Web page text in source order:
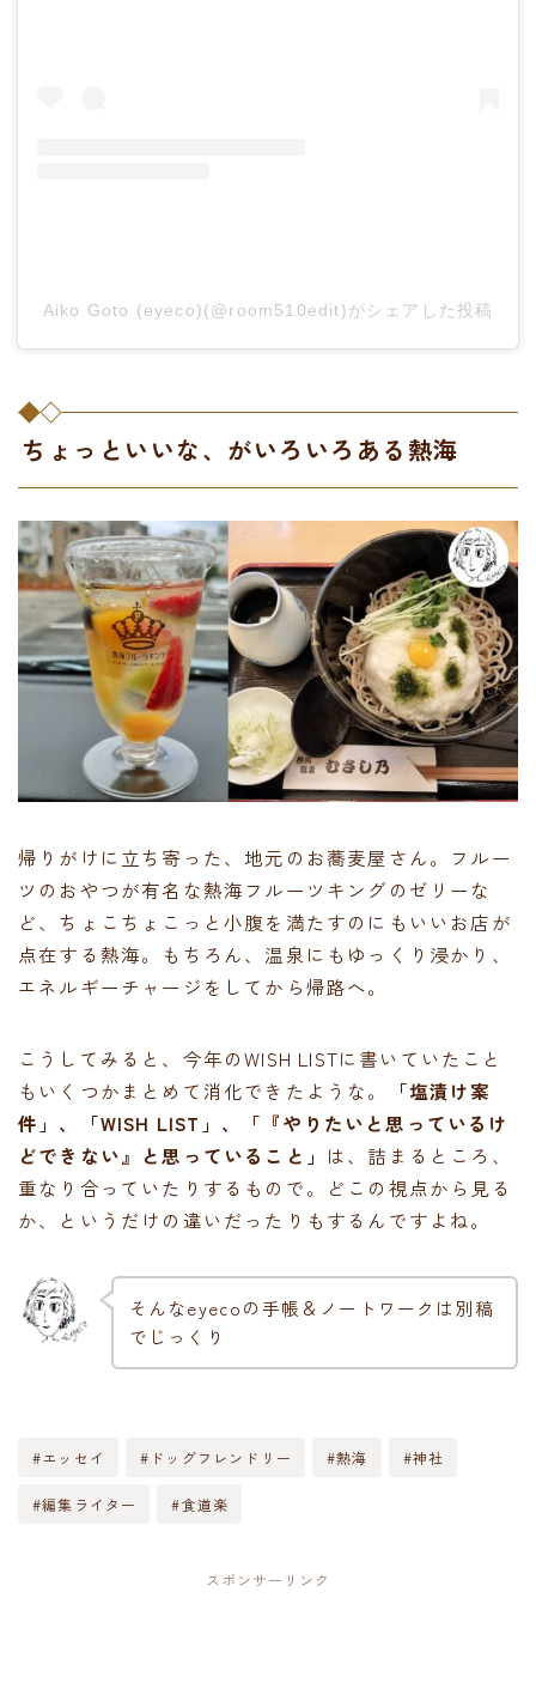
Aiko Goto (eyeco)(@room510edit)がシェアした投稿
ちょっといいな、がいろいろある熱海
帰りがけに立ち寄った、地元のお蕎麦屋さん。フルー
ツのおやつが有名な熱海フルーツキングのゼリーな
ど、ちょこちょこっと小腹を満たすのにもいいお店が
点在する熱海。もちろん、温泉にもゆっくり浸かり、
エネルギーチャージをしてから帰路へ。
こうしてみると、今年のWISH LISTに書いていたこと
もいくつかまとめて消化できたような。
「塩漬け案
件」、「WISH LIST」、「『やりたいと思っているけ
どできない』と思っていること」 は、詰まるところ、
重なり合っていたりするもので。どこの視点から見る
か、というだけの違いだったりもするんですよね。
そんなeyecoの手帳＆ノートワークは別稿
でじっくり
#エッセイ #ドッグフレンドリー #熱海 #神社
#編集ライター #食道楽
スポンサーリンク